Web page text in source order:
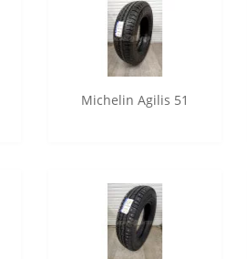
Michelin Agilis 51